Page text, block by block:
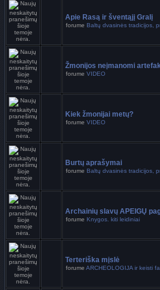
Apie Rasą ir šventąjį Gralį
forume Baltų dvasinės tradicijos,
Žmonijos neįmanomi
forume VIDEO
Kiek žmonijai metų?
forume VIDEO
Burtų aprašymai
forume Baltų dvasinės tradicijos,
Archainių slavų APEIGŲ
forume Knygos. kiti leidiniai
Terteriška mįslė
forume ARCHEOLOGIJA ir keisti